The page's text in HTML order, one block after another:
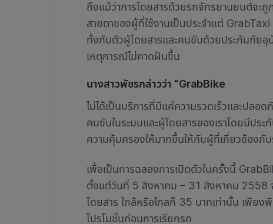
ถึงแม้ว่าการโดยสารด้วยรถจักรยานยนต์จะ
สายตาของผู้ที่ใช้งานเป็นประจำแต่
ทั้งกับตัวผู้โดยสารและคนขับด้วยประกันภัยอุ
เหตุการณ์ไม่คาดฝันขึ้น
นางสาวพัชรกล่าวว่า “GrabBike
ไม่ได้เป็นบริการที่มีแค่ความรวดเร็วและปลอ
คนขับในระบบและผู้โดยสารของเราโดยมีประ
ความคุ้มครองให้มากขึ้นให้กับผู้ที่เกี่ยวข้องกับ
เพื่อเป็นการฉลองการเปิดตัวในครั้งนี้
ตั้งแต่วันที่ 5 สิงหาคม – 31 สิงหาคม 2558
โดยสาร ใกล้หรือไกลก็ 35 บาทเท่านั้น เพียง
โปรโมชั่นก่อนการเรียกรถ